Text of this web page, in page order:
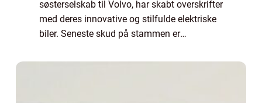
søsterselskab til Volvo, har skabt overskrifter
med deres innovative og stilfulde elektriske
biler. Seneste skud på stammen er
avanceret teknologi, bæ...